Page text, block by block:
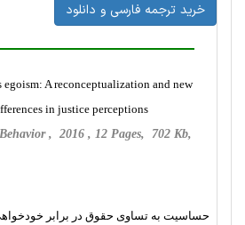
خرید ترجمه فارسی و دانلود
A reconceptualization and new
in justice perceptions
, 2016 , 12 Pages, 702 Kb,
حساسیت به تساوی حقوق در برابر